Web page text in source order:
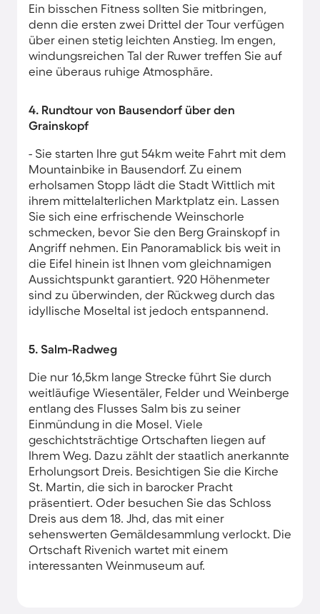
Ein bisschen Fitness sollten Sie mitbringen,
denn die ersten zwei Drittel der Tour verfügen
über einen stetig leichten Anstieg. Im engen,
windungsreichen Tal der Ruwer treffen Sie auf
eine überaus ruhige Atmosphäre.
4. Rundtour von Bausendorf über den
Grainskopf
- Sie starten Ihre gut 54km weite Fahrt mit dem
Mountainbike in Bausendorf. Zu einem
erholsamen Stopp lädt die Stadt Wittlich mit
ihrem mittelalterlichen Marktplatz ein. Lassen
Sie sich eine erfrischende Weinschorle
schmecken, bevor Sie den Berg Grainskopf in
Angriff nehmen. Ein Panoramablick bis weit in
die Eifel hinein ist Ihnen vom gleichnamigen
Aussichtspunkt garantiert. 920 Höhenmeter
sind zu überwinden, der Rückweg durch das
idyllische Moseltal ist jedoch entspannend.
5. Salm-Radweg
Die nur 16,5km lange Strecke führt Sie durch
weitläufige Wiesentäler, Felder und Weinberge
entlang des Flusses Salm bis zu seiner
Einmündung in die Mosel. Viele
geschichtsträchtige Ortschaften liegen auf
Ihrem Weg. Dazu zählt der staatlich anerkannte
Erholungsort Dreis. Besichtigen Sie die Kirche
St. Martin, die sich in barocker Pracht
präsentiert. Oder besuchen Sie das Schloss
Dreis aus dem 18. Jhd, das mit einer
sehenswerten Gemäldesammlung verlockt. Die
Ortschaft Rivenich wartet mit einem
interessanten Weinmuseum auf.